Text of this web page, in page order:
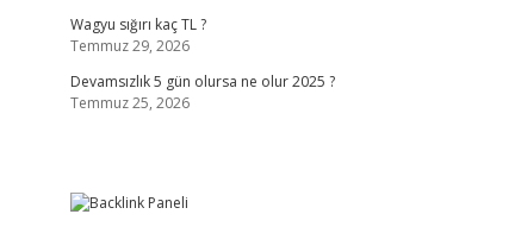
Wagyu sığırı kaç TL ?
Temmuz 29, 2026
Devamsızlık 5 gün olursa ne olur 2025 ?
Temmuz 25, 2026